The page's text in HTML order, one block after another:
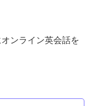
ンライン英会話を